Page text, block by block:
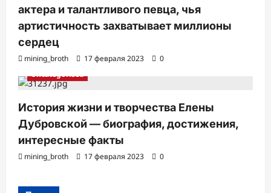
актера и талантливого певца, чья
артистичность захватывает миллионы
сердец
mining_broth 17 февраля 2023
0
Uncategorised
История жизни и творчества Елены
Дубровской — биография, достижения,
интересные факты
mining_broth 17 февраля 2023 0